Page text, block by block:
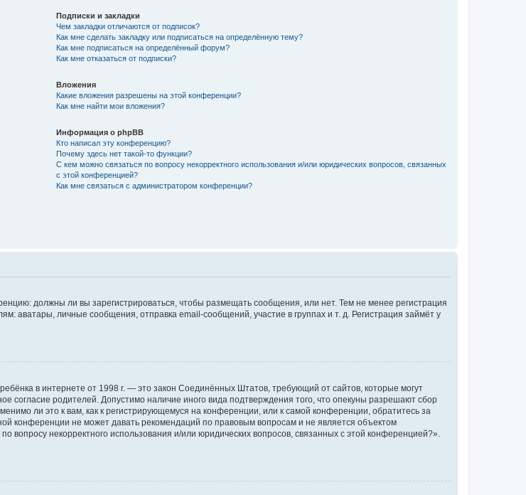
Подписки и закладки
Чем закладки отличаются от подписок?
Как мне сделать закладку или подписаться на определённую тему?
Как мне подписаться на определённый форум?
Как мне отказаться от подписки?
Вложения
Какие вложения разрешены на этой конференции?
Как мне найти мои вложения?
Информация о phpBB
Кто написал эту конференцию?
Почему здесь нет такой-то функции?
С кем можно связаться по вопросу некорректного использования и/или юридических вопросов, связанных
с этой конференцией?
Как мне связаться с администратором конференции?
должны ли вы зарегистрироваться, чтобы размещать сообщения, или нет. Тем не менее регистрация
аватары, личные сообщения, отправка email-сообщений, участие в группах и т. д. Регистрация займёт у
в интернете от 1998 г. — это закон Соединённых Штатов, требующий от сайтов, которые могут
родителей. Допустимо наличие иного вида подтверждения того, что опекуны разрешают сбор
ли это к вам, как к регистрирующемуся на конференции, или к самой конференции, обратитесь за
конференции не может давать рекомендаций по правовым вопросам и не является объектом
вопросу некорректного использования и/или юридических вопросов, связанных с этой конференцией?».